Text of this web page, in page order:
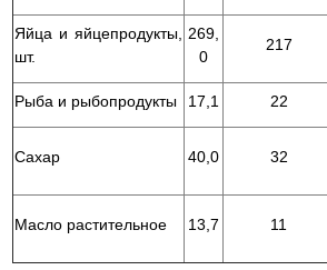
Яйца и яйцепродукты,
шт.
269,
0
217
Рыба и рыбопродукты 17,1 22
Сахар 40,0 32
Масло растительное 13,7 11